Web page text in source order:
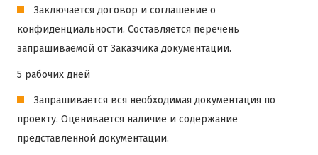
Заключается договор и соглашение о
конфиденциальности. Составляется перечень
запрашиваемой от Заказчика документации.
5 рабочих дней
Запрашивается вся необходимая документация по
проекту. Оценивается наличие и содержание
представленной документации.